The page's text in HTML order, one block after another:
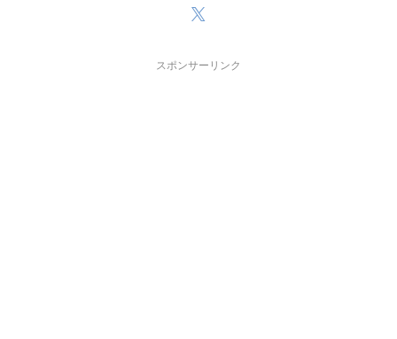
スポンサーリンク